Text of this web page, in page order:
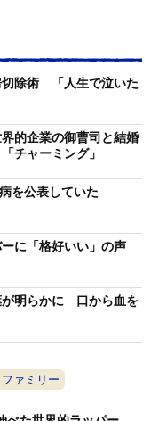
切除術 「人生で泣いた
的企業の御曹司と結婚
チャーミング」
を公表していた
ーに「格好いい」の声
明らかに 口から血を
ファミリー